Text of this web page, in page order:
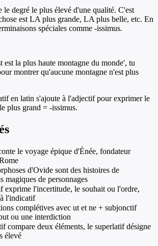
degré le plus élevé d'une qualité. C'est
est LA plus grande, LA plus belle, etc. En
spéciales comme -issimus.
est la plus haute montagne du monde', tu
montrer qu'aucune montagne n'est plus
en latin s'ajoute à l'adjectif pour exprimer le
plus grand = -issimus.
le voyage épique d'Énée, fondateur
d'Ovide sont des histoires de
magiques de personnages
exprime l'incertitude, le souhait ou l'ordre,
l'indicatif
complétives avec ut et ne + subjonctif
ou une interdiction
compare deux éléments, le superlatif désigne
élevé